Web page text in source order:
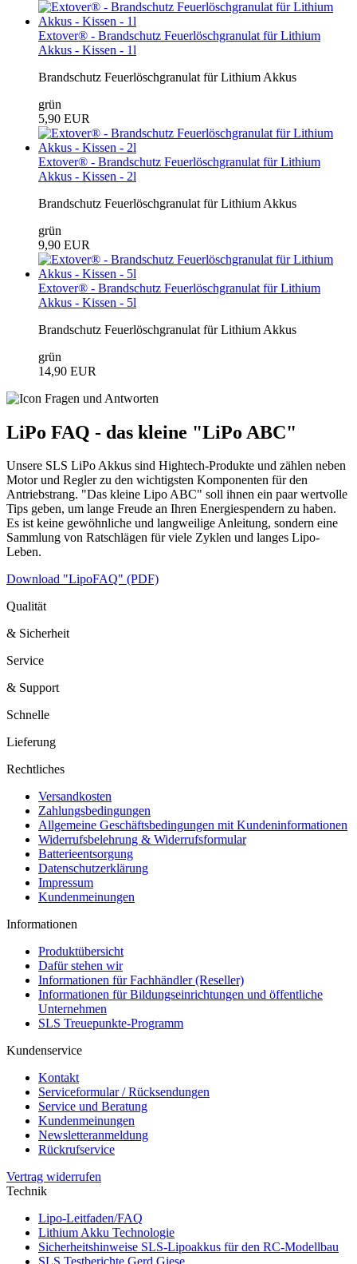
Extover® - Brandschutz Feuerlöschgranulat für Lithium
Akkus - Kissen - 1l
Brandschutz Feuerlöschgranulat für Lithium Akkus
grün
5,90 EUR
Extover® - Brandschutz Feuerlöschgranulat für Lithium
Akkus - Kissen - 2l
Brandschutz Feuerlöschgranulat für Lithium Akkus
grün
9,90 EUR
Extover® - Brandschutz Feuerlöschgranulat für Lithium
Akkus - Kissen - 5l
Brandschutz Feuerlöschgranulat für Lithium Akkus
grün
14,90 EUR
LiPo FAQ - das kleine "LiPo ABC"
Unsere SLS LiPo Akkus sind Hightech-Produkte und zählen neben
Motor und Regler zu den wichtigsten Komponenten für den
Antriebstrang. "Das kleine Lipo ABC" soll ihnen ein paar wertvolle
Tips geben, um lange Freude an Ihren Energiespendern zu haben.
Es ist keine gewöhnliche und langweilige Anleitung, sondern eine
Sammlung von Ratschlägen für viele Zyklen und langes Lipo-
Leben.
Download "LipoFAQ" (PDF)
Qualität
& Sicherheit
Service
& Support
Schnelle
Lieferung
Rechtliches
Versandkosten
Zahlungsbedingungen
Allgemeine Geschäftsbedingungen mit Kundeninformationen
Widerrufsbelehrung & Widerrufsformular
Batterieentsorgung
Datenschutzerklärung
Impressum
Kundenmeinungen
Informationen
Produktübersicht
Dafür stehen wir
Informationen für Fachhändler (Reseller)
Informationen für Bildungseinrichtungen und öffentliche
Unternehmen
SLS Treuepunkte-Programm
Kundenservice
Kontakt
Serviceformular / Rücksendungen
Service und Beratung
Kundenmeinungen
Newsletteranmeldung
Rückrufservice
Vertrag widerrufen
Technik
Lipo-Leitfaden/FAQ
Lithium Akku Technologie
Sicherheitshinweise SLS-Lipoakkus für den RC-Modellbau